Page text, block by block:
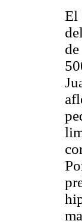
El